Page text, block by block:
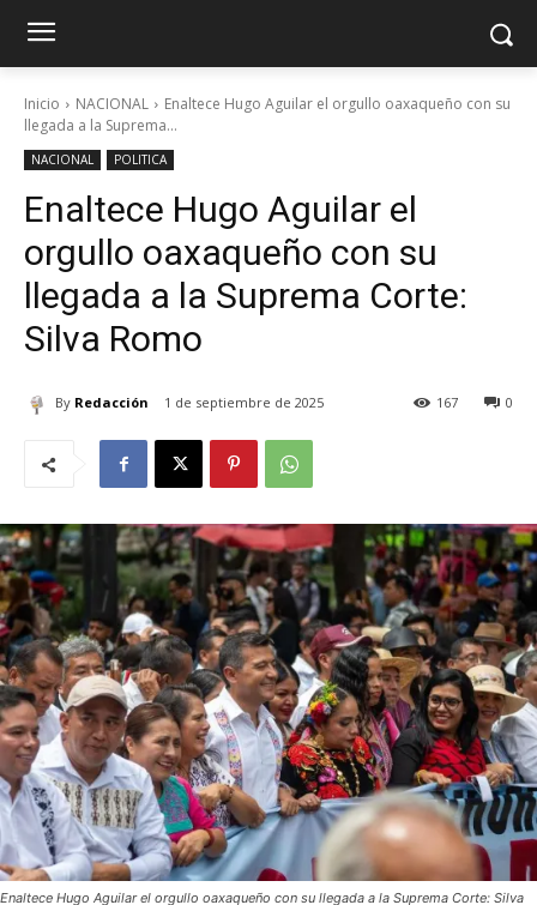
Inicio NACIONAL
Enaltece Hugo Aguilar el orgullo oaxaqueño con su
llegada a la Suprema...
NACIONAL POLITICA
Enaltece Hugo Aguilar el
orgullo oaxaqueño con su
llegada a la Suprema Corte:
Silva Romo
By Redacción 1 de septiembre de 2025 0
167
Enaltece Hugo Aguilar el orgullo oaxaqueño con su llegada a la Suprema Corte: Silva